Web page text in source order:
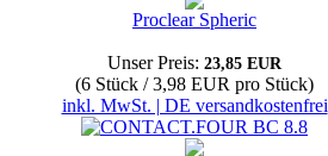
Proclear Spheric
Unser Preis: 23,85 EUR
(6 Stück / 3,98 EUR pro Stück)
inkl. MwSt. | DE versandkostenfrei